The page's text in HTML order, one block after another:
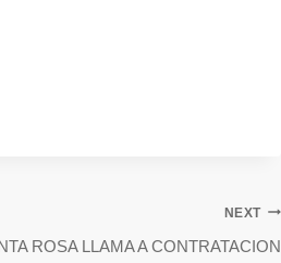
NEXT
ROSA LLAMA A CONTRATACION